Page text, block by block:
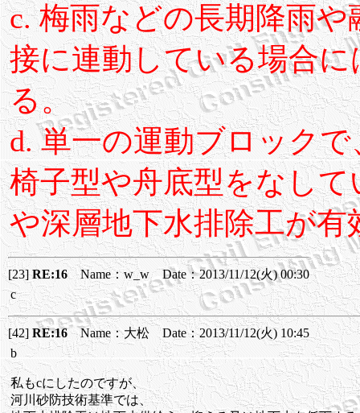
c. 梅雨などの長期降雨
接に連動している場合
る。
d. 単一の運動ブロック
椅子型や舟底型をなし
や深層地下水排除工が有
[23]RE:16Name：w_w Date：2013/11/12(火) 00:30
c
[42] RE:16 Name：大松 Date：2013/11/12(火) 10:45
b
私もcにしたのですが、
河川砂防技術基準では、